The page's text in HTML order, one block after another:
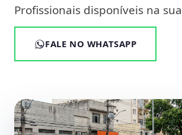
Profissionais disponíveis na
FALE NO WHATSAPP